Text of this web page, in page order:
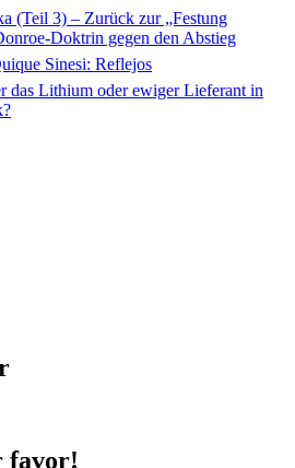
(Teil 3) – Zurück zur „Festung
Doktrin gegen den Abstieg
Sinesi: Reflejos
das Lithium oder ewiger Lieferant in
favor!